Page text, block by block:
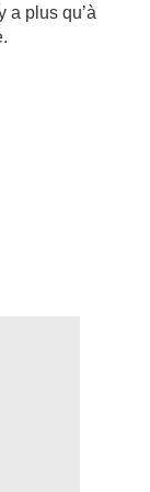
a plus qu’à